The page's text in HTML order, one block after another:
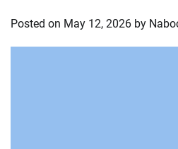
Posted on May 12, 2026 by